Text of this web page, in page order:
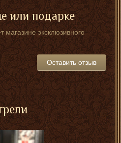
или подарке
магазине эксклюзивного
Оставить отзыв